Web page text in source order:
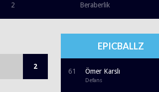
2 Beraberlik
EPICBALLZ
61 Ömer Karslı
Defans
2